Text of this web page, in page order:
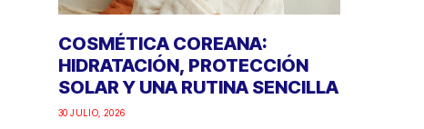
COSMÉTICA COREANA:
HIDRATACIÓN, PROTECCIÓN
SOLAR Y UNA RUTINA SENCILLA
30 JULIO, 2026